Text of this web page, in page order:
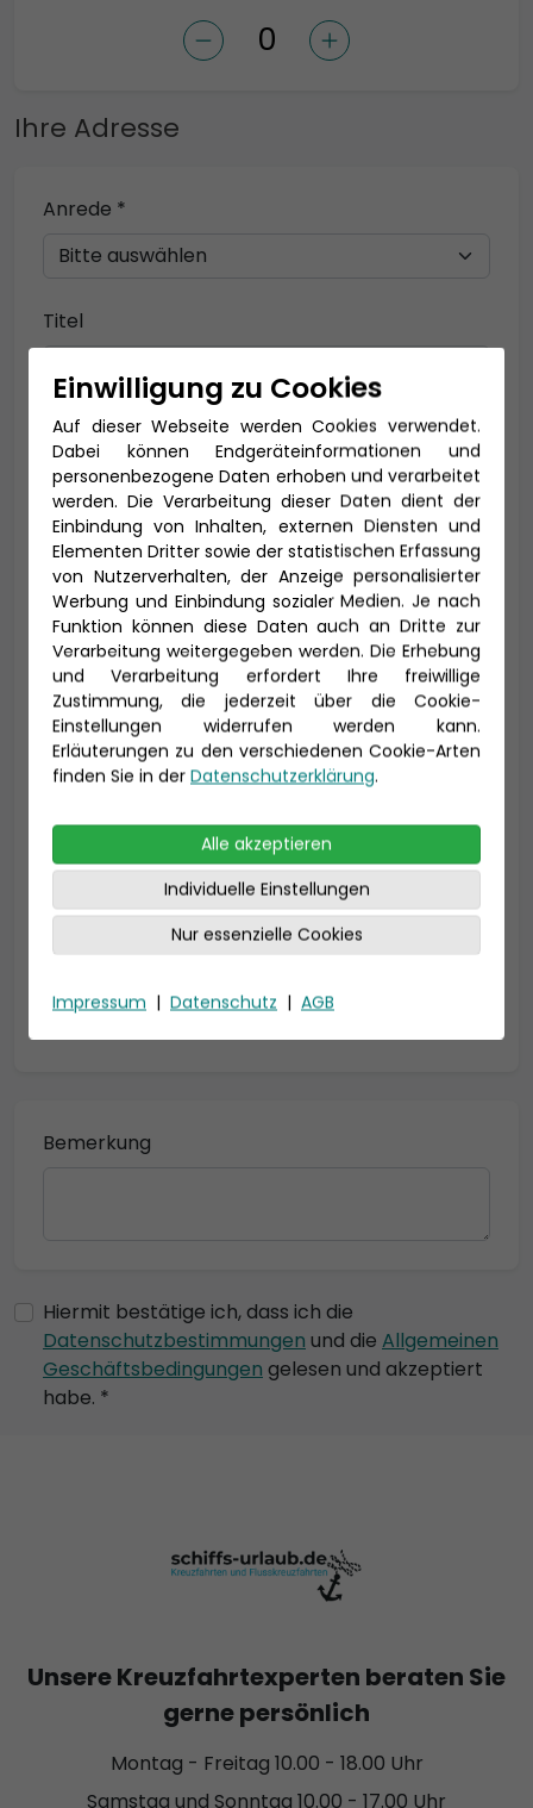
Ihre Adresse
Anrede *
Titel
Vorname * Nachname *
E-Mail *
Telefon *
Geburtsdatum
Bemerkung
Hiermit bestätige ich, dass ich die
Datenschutzbestimmungen und die Allgemeinen
Geschäftsbedingungen gelesen und akzeptiert
habe. *
Einwilligung zu Cookies
Auf dieser Webseite werden Cookies verwendet.
Dabei können Endgeräteinformationen und
personenbezogene Daten erhoben und verarbeitet
werden. Die Verarbeitung dieser Daten dient der
Einbindung von Inhalten, externen Diensten und
Elementen Dritter sowie der statistischen Erfassung
von Nutzerverhalten, der Anzeige personalisierter
Werbung und Einbindung sozialer Medien. Je nach
Funktion können diese Daten auch an Dritte zur
Verarbeitung weitergegeben werden. Die Erhebung
und Verarbeitung erfordert Ihre freiwillige
Zustimmung, die jederzeit über die Cookie-
Einstellungen widerrufen werden kann.
Erläuterungen zu den verschiedenen Cookie-Arten
finden Sie in der Datenschutzerklärung.
Alle akzeptieren
Individuelle Einstellungen
Nur essenzielle Cookies
Impressum | Datenschutz | AGB
Unsere Kreuzfahrtexperten beraten Sie
gerne persönlich
Montag - Freitag 10.00 - 18.00 Uhr
Samstag und Sonntag 10.00 - 17.00 Uhr